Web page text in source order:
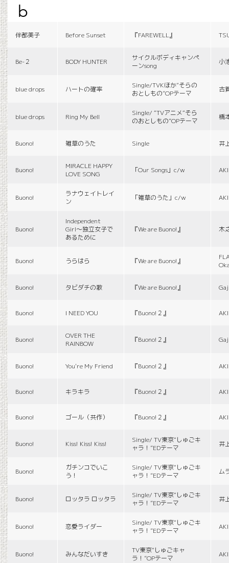
b
伴都美子 Before Sunset 『FAREWELL』
Be-２ BODY HUNTER
サイクルボディキャンペ
ーンsong
小
blue drops ハートの確率
Single/TVKほか“そらの
おとしもの”OPテーマ
古
blue drops Ring My Bell
Single/ “TVアニメ“そら
のおとしもの”OPテーマ
橋
Buono! 雑草のうた Single 井
Buono!
MIRACLE HAPPY
LOVE SONG
「Our Songs」c/w
Buono!
ラナウェイトレイ
ン
「雑草のうた」c/w
Buono!
Independent
Girl〜独立女子で
あるために
『We are Buono!』 木
Buono! うらはら 『We are Buono!』
Buono! タビダチの歌 『We are Buono!』
Buono! I NEED YOU 『Buono!２』
Buono!
OVER THE
RAINBOW
『Buono!２』
Buono! You're My Friend 『Buono!２』
Buono! キラキラ 『Buono!２』
Buono! ゴール（共作） 『Buono!２』
Buono! Kiss! Kiss! Kiss!
Single/ TV東京“しゅごキ
ャラ！”EDテーマ
井
Buono!
ガチンコでいこ
う！
Single/ TV東京“しゅごキ
ャラ！”EDテーマ
ム
Buono! ロッタラ ロッタラ
Single/ TV東京“しゅごキ
ャラ！”EDテーマ
井
Buono! 恋愛ライダー
Single/ TV東京“しゅごキ
ャラ！”EDテーマ
Buono! みんなだいすき
TV東京“しゅごキャ
ラ！”OPテーマ